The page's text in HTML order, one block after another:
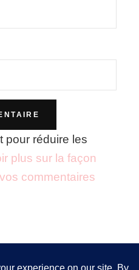
pour réduire les
plus sur la façon
commentaires
vous garantir la meilleure